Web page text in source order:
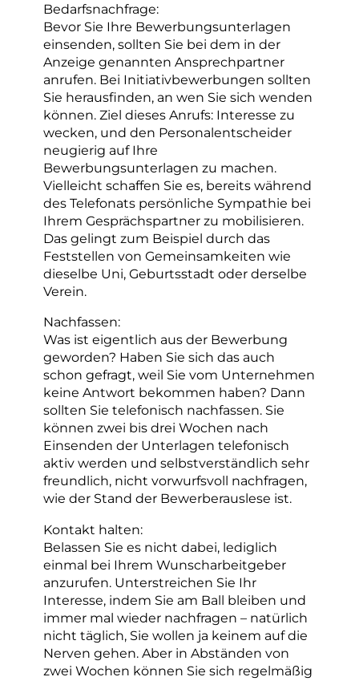
Bedarfsnachfrage:
Bevor Sie Ihre Bewerbungsunterlagen
einsenden, sollten Sie bei dem in der
Anzeige genannten Ansprechpartner
anrufen. Bei Initiativbewerbungen sollten
Sie herausfinden, an wen Sie sich wenden
können. Ziel dieses Anrufs: Interesse zu
wecken, und den Personalentscheider
neugierig auf Ihre
Bewerbungsunterlagen zu machen.
Vielleicht schaffen Sie es, bereits während
des Telefonats persönliche Sympathie bei
Ihrem Gesprächspartner zu mobilisieren.
Das gelingt zum Beispiel durch das
Feststellen von Gemeinsamkeiten wie
dieselbe Uni, Geburtsstadt oder derselbe
Verein.
Nachfassen:
Was ist eigentlich aus der Bewerbung
geworden? Haben Sie sich das auch
schon gefragt, weil Sie vom Unternehmen
keine Antwort bekommen haben? Dann
sollten Sie telefonisch nachfassen. Sie
können zwei bis drei Wochen nach
Einsenden der Unterlagen telefonisch
aktiv werden und selbstverständlich sehr
freundlich, nicht vorwurfsvoll nachfragen,
wie der Stand der Bewerberauslese ist.
Kontakt halten:
Belassen Sie es nicht dabei, lediglich
einmal bei Ihrem Wunscharbeitgeber
anzurufen. Unterstreichen Sie Ihr
Interesse, indem Sie am Ball bleiben und
immer mal wieder nachfragen – natürlich
nicht täglich, Sie wollen ja keinem auf die
Nerven gehen. Aber in Abständen von
zwei Wochen können Sie sich regelmäßig